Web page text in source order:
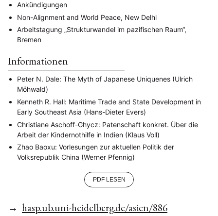
NEWS ASIEN ARBEITSKREISE VERANSTALTUNGEN
Ankündigungen
Non-Alignment and World Peace, New Delhi
Arbeitstagung „Strukturwandel im pazifischen Raum“,
Bremen
Informationen
Peter N. Dale: The Myth of Japanese Uniquenes (Ulrich
Möhwald)
Kenneth R. Hall: Maritime Trade and State Development in
Early Southeast Asia (Hans-Dieter Evers)
Christiane Aschoff-Ghycz: Patenschaft konkret. Über die
Arbeit der Kindernothilfe in Indien (Klaus Voll)
Zhao Baoxu: Vorlesungen zur aktuellen Politik der
Volksrepublik China (Werner Pfennig)
PDF LESEN
→ hasp.ub.uni-heidelberg.de/asien/886